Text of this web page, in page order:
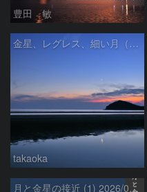
豊田 敏
金星、レグレス、細い月（７月１６日）
takaoka
月と金星の接近 (1) 2026/07/17